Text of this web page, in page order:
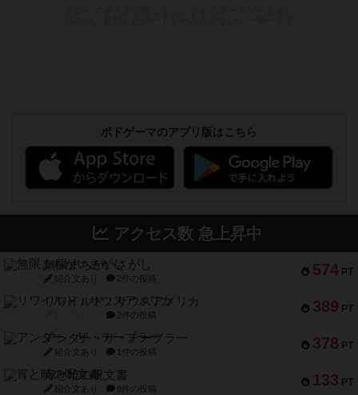
ボドゲーマのアプリ版はこちら
アクセス数 急上昇中
574 PT
無限まちがいさがし
紹介文あり 2件の投稿
389 PT
リワイルド：サウスアメリカ
2件の投稿
378 PT
アンダー・ザ・テーブラー
紹介文あり 1件の投稿
133 PT
宵と暁の呪文書
紹介文あり 8件の投稿